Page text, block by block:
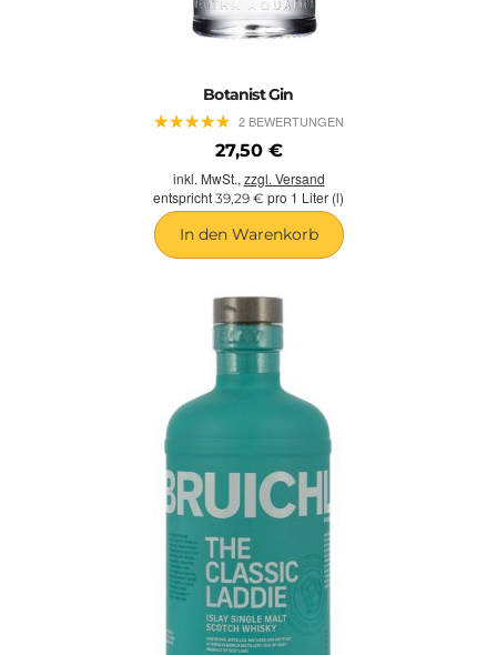
Botanist Gin
★★★★★
★★★★★ 2 BEWERTUNGEN
27,50 €
inkl. MwSt., zzgl. Versand
entspricht 39,29 € pro 1 Liter (l)
In den Warenkorb